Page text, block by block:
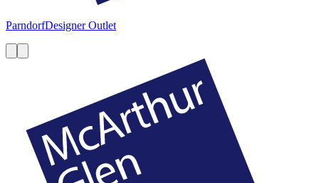
ParndorfDesigner Outlet